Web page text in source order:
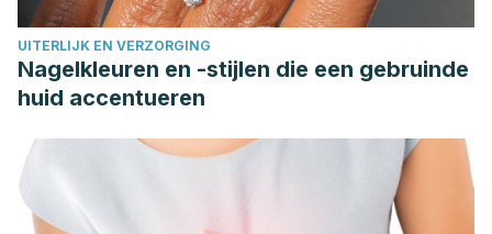
UITERLIJK EN VERZORGING
Nagelkleuren en -stijlen die een gebruinde
huid accentueren